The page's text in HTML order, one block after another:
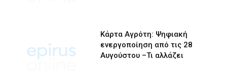
Κάρτα Αγρότη: Ψηφιακή
ενεργοποίηση από τις 28
Αυγούστου –Τι αλλάζει